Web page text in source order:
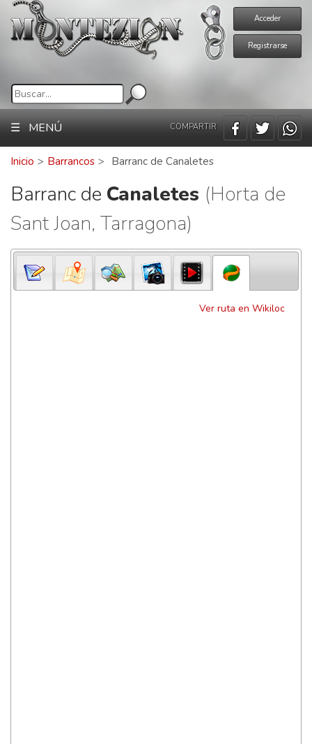
Acceder
Registrarse
☰ MENÚ COMPARTIR
Inicio > Barrancos > Barranc de Canaletes
Barranc de Canaletes (Horta de
Sant Joan, Tarragona)
Ver ruta en Wikiloc